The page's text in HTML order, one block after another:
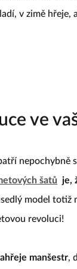
v zimě hřeje,
ve
nepochybně
šatů je,
model totiž
revoluci!
manšestr,